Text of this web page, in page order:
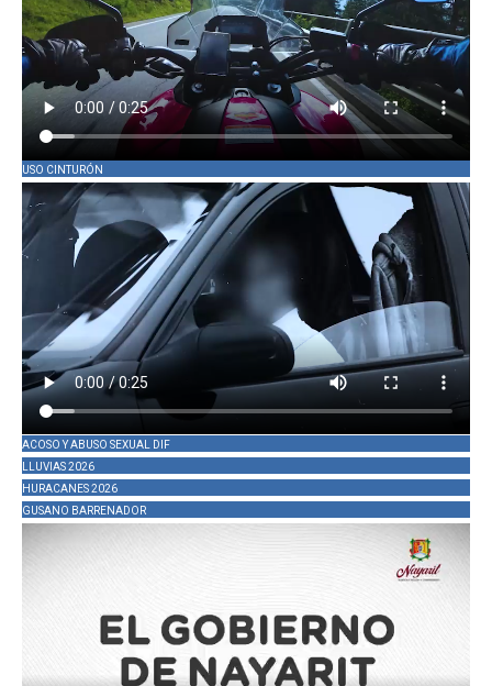
USO CINTURÓN
ACOSO Y ABUSO SEXUAL DIF
LLUVIAS 2026
HURACANES 2026
GUSANO BARRENADOR